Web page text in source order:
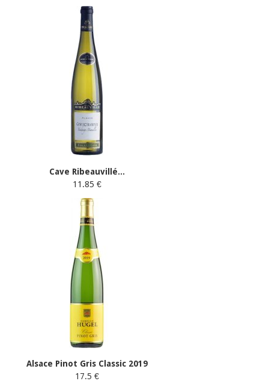
Cave Ribeauvillé...
11.85 €
Alsace Pinot Gris Classic 2019
17.5 €